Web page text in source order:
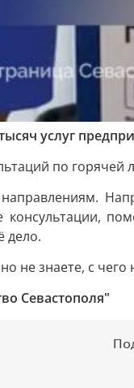
услуг
по
дело.
не знаете, с
Севастополя"